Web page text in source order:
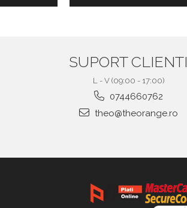
SUPORT CLIENTI
L - V (09:00 - 17:00)
0744660762
theo@theorange.ro